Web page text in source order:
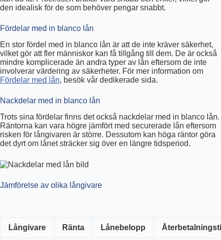
den idealisk för de som behöver pengar snabbt.
Fördelar med in blanco lån
En stor fördel med in blanco lån är att de inte kräver säkerhet,
vilket gör att fler människor kan få tillgång till dem. De är också
mindre komplicerade än andra typer av lån eftersom de inte
involverar värdering av säkerheter. För mer information om
Fördelar med lån, besök vår dedikerade sida.
Nackdelar med in blanco lån
Trots sina fördelar finns det också nackdelar med in blanco lån.
Räntorna kan vara högre jämfört med securerade lån eftersom
risken för långivaren är större. Dessutom kan höga räntor göra
det dyrt om lånet sträcker sig över en längre tidsperiod.
Jämförelse av olika långivare
Långivare Ränta Lånebelopp